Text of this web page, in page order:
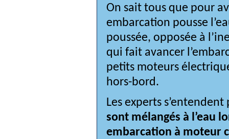
On sait tous que pour
embarcation pousse
poussée, opposée à
qui fait avancer
petits moteurs
hors-bord.
Les experts
sont mélangés à l’eau
embarcation à moteur